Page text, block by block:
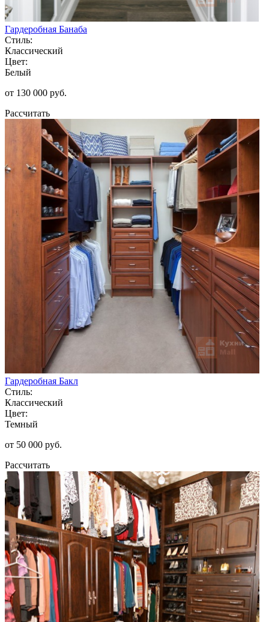
Гардеробная Банаба
Стиль:
Классический
Цвет:
Белый
от 130 000 руб.
Рассчитать
Гардеробная Бакл
Стиль:
Классический
Цвет:
Темный
от 50 000 руб.
Рассчитать